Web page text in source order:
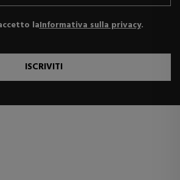
laInformativa sulla privacy.
ISCRIVITI